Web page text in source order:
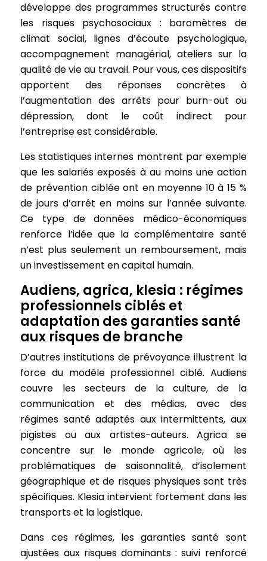
développe des programmes structurés contre
les risques psychosociaux : baromètres de
climat social, lignes d’écoute psychologique,
accompagnement managérial, ateliers sur la
qualité de vie au travail. Pour vous, ces dispositifs
apportent des réponses concrètes à
l’augmentation des arrêts pour burn-out ou
dépression, dont le coût indirect pour
l’entreprise est considérable.
Les statistiques internes montrent par exemple
que les salariés exposés à au moins une action
de prévention ciblée ont en moyenne 10 à 15 %
de jours d’arrêt en moins sur l’année suivante.
Ce type de données médico-économiques
renforce l’idée que la complémentaire santé
n’est plus seulement un remboursement, mais
un investissement en capital humain.
Audiens, agrica, klesia : régimes
professionnels ciblés et
adaptation des garanties santé
aux risques de branche
D’autres institutions de prévoyance illustrent la
force du modèle professionnel ciblé. Audiens
couvre les secteurs de la culture, de la
communication et des médias, avec des
régimes santé adaptés aux intermittents, aux
pigistes ou aux artistes-auteurs. Agrica se
concentre sur le monde agricole, où les
problématiques de saisonnalité, d’isolement
géographique et de risques physiques sont très
spécifiques. Klesia intervient fortement dans les
transports et la logistique.
Dans ces régimes, les garanties santé sont
ajustées aux risques dominants : suivi renforcé